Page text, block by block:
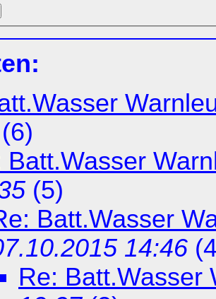
(6)
Batt.Wasser
(5)
Batt.Wasser
14:46 (
Re: Batt.Wasser